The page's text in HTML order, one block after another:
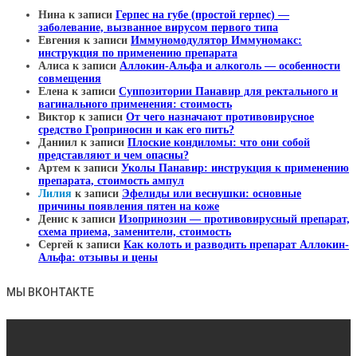
Нина к записи Герпес на губе (простой герпес) —
заболевание, вызванное вирусом первого типа
Евгения к записи Иммуномодулятор Иммуномакс:
инструкция по применению препарата
Алиса к записи Аллокин-Альфа и алкоголь — особенности
совмещения
Елена к записи Суппозитории Панавир для ректального и
вагинального применения: стоимость
Виктор к записи От чего назначают противовирусное
средство Гроприносин и как его пить?
Даниил к записи Плоские кондиломы: что они собой
представляют и чем опасны?
Артем к записи Уколы Панавир: инструкция к применению
препарата, стоимость ампул
Лилия к записи Эфелиды или веснушки: основные
причины появления пятен на коже
Денис к записи Изопринозин — противовирусный препарат,
схема приема, заменители, стоимость
Сергей к записи Как колоть и разводить препарат Аллокин-
Альфа: отзывы и цены
МЫ ВКОНТАКТЕ